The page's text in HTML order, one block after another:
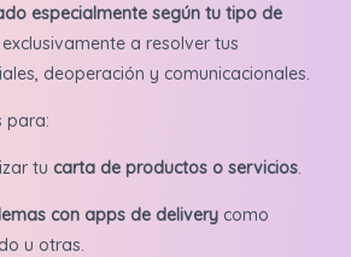
especialmente según tu tipo de
a resolver tus
deoperación y comunicacionales.
para:
tu carta de productos o servicios.
con apps de delivery como
u otras.